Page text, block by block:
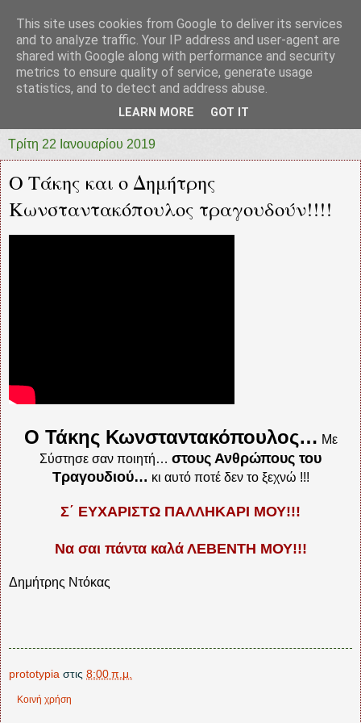
prototypia
"ΠΡΩΤΟΤΥΠΙΑ" * ΑΝΕΞΑΡΤΗΤΗ-ΗΛΕΚΤΡΟΝΙΚΗ-
Τρίτη 22 Ιανουαρίου 2019
Ο Τάκης και ο Δημήτρης
Κωνσταντακόπουλος τραγουδούν!!!!
Ο Τάκης Κωνσταντακόπουλος… Με
Σύστησε σαν ποιητή… στους Ανθρώπους του
Τραγουδιού… κι αυτό ποτέ δεν το ξεχνώ !!!
Σ΄ ΕΥΧΑΡΙΣΤΩ ΠΑΛΛΗΚΑΡΙ ΜΟΥ!!!
Να σαι πάντα καλά ΛΕΒΕΝΤΗ ΜΟΥ!!!
Δημήτρης Ντόκας
prototypia στις 8:00 π.μ.
Κοινή χρήση
This site uses cookies from Google to deliver its services
and to analyze traffic. Your IP address and user-agent are
shared with Google along with performance and security
metrics to ensure quality of service, generate usage
statistics, and to detect and address abuse.
LEARN MORE GOT IT